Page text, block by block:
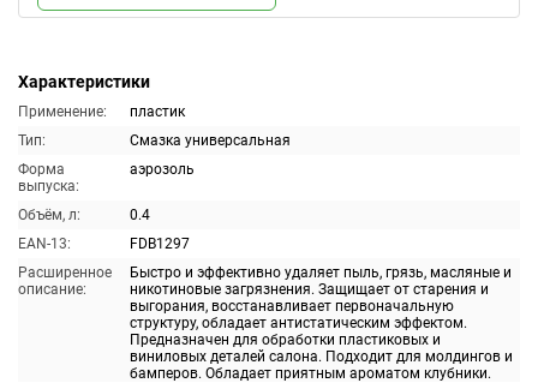
Характеристики
Применение:
пластик
Тип:
Смазка универсальная
Форма
выпуска:
аэрозоль
Объём, л:
0.4
EAN-13:
FDB1297
Расширенное
описание:
Быстро и эффективно удаляет пыль, грязь, масляные и
никотиновые загрязнения. Защищает от старения и
выгорания, восстанавливает первоначальную
структуру, обладает антистатическим эффектом.
Предназначен для обработки пластиковых и
виниловых деталей салона. Подходит для молдингов и
бамперов. Обладает приятным ароматом клубники.